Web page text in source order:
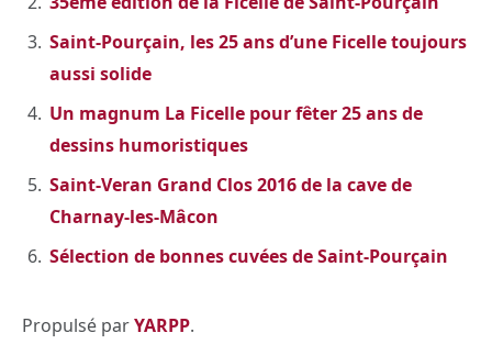
Saint-Pourçain, les 25 ans d’une Ficelle toujours
aussi solide
Un magnum La Ficelle pour fêter 25 ans de
dessins humoristiques
Saint-Veran Grand Clos 2016 de la cave de
Charnay-les-Mâcon
Sélection de bonnes cuvées de Saint-Pourçain
Propulsé parYARPP.